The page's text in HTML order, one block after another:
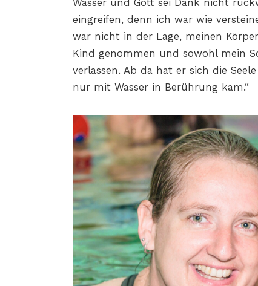
Wasser und Gott sei Dank nicht
eingreifen, denn ich war wie
war nicht in der Lage, meinen
Kind genommen und sowohl mein
verlassen. Ab da hat er sich die
nur mit Wasser in Berührung kam.“